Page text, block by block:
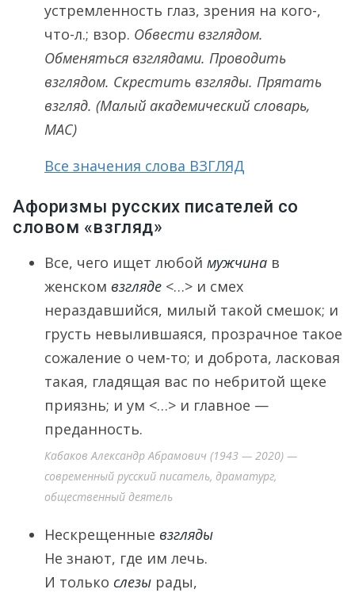
устремленность глаз, зрения на кого-,
что-л.; взор. Обвести взглядом.
Обменяться взглядами. Проводить
взглядом. Скрестить взгляды. Прятать
взгляд. (Малый академический словарь,
МАС)
Все значения слова ВЗГЛЯД
Афоризмы русских писателей со
словом «взгляд»
Все, чего ищет любой мужчина в
женском взгляде <…> и смех
нераздавшийся, милый такой смешок; и
грусть невылившаяся, прозрачное такое
сожаление о чем-то; и доброта, ласковая
такая, гладящая вас по небритой щеке
приязнь; и ум <…> и главное —
преданность.
Кабаков Александр Абрамович (1943 — 2020) —
современный русский писатель, драматург,
общественный деятель
Нескрещенные взгляды
Не знают, где им лечь.
И только слезы рады,